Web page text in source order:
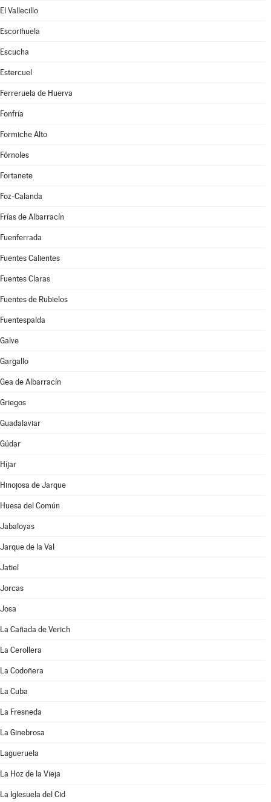
El Vallecillo
Escorihuela
Escucha
Estercuel
Ferreruela de Huerva
Fonfría
Formiche Alto
Fórnoles
Fortanete
Foz-Calanda
Frías de Albarracín
Fuenferrada
Fuentes Calientes
Fuentes Claras
Fuentes de Rubielos
Fuentespalda
Galve
Gargallo
Gea de Albarracín
Griegos
Guadalaviar
Gúdar
Híjar
Hinojosa de Jarque
Huesa del Común
Jabaloyas
Jarque de la Val
Jatiel
Jorcas
Josa
La Cañada de Verich
La Cerollera
La Codoñera
La Cuba
La Fresneda
La Ginebrosa
Lagueruela
La Hoz de la Vieja
La Iglesuela del Cid